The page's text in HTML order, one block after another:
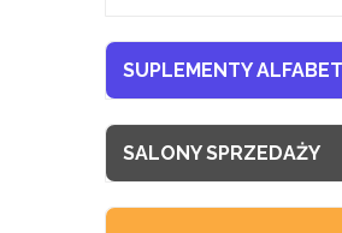
SUPLEMENTY
SALONY SPRZEDAŻY